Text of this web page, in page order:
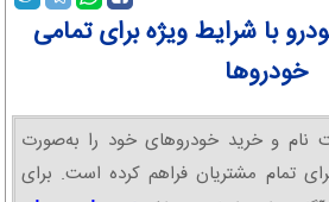
با شرایط ویژه برای تمامی
خودروها
نام و خرید خودروهای خود را به‌صورت
تمام مشتریان فراهم کرده است. برای